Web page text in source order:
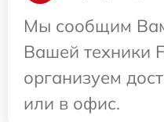
Мы сообщим
Вашей техники
организуем
или в офис.